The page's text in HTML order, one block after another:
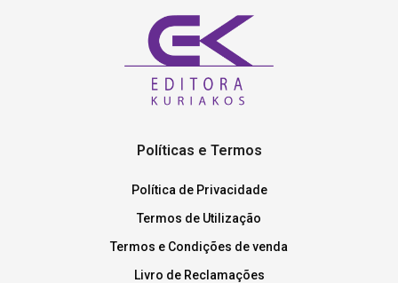
Políticas e Termos
Política de Privacidade
Termos de Utilização
Termos e Condições de venda
Livro de Reclamações